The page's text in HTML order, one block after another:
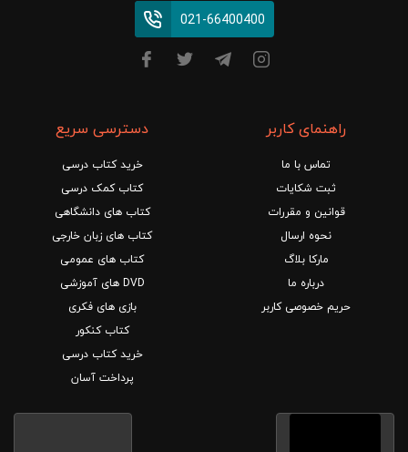
021-66400400
راهنمای کاربر
تماس با ما
ثبت شکایات
قوانین و مقررات
نحوه ارسال
مارکا بلاگ
درباره ما
حریم خصوصی کاربر
دسترسی سریع
خرید کتاب درسی
کتاب کمک درسی
کتاب های دانشگاهی
کتاب های زبان خارجی
کتاب های عمومی
DVD های آموزشی
بازی های فکری
کتاب کنکور
خرید کتاب درسی
پرداخت آسان